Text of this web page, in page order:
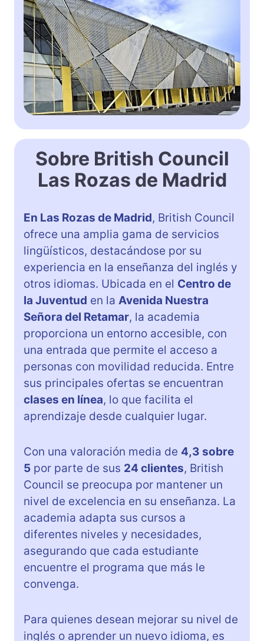
Sobre British Council
Las Rozas de Madrid
En Las Rozas de Madrid, British Council
ofrece una amplia gama de servicios
lingüísticos, destacándose por su
experiencia en la enseñanza del inglés y
otros idiomas. Ubicada en el Centro de
la Juventud en la Avenida Nuestra
Señora del Retamar, la academia
proporciona un entorno accesible, con
una entrada que permite el acceso a
personas con movilidad reducida. Entre
sus principales ofertas se encuentran
clases en línea, lo que facilita el
aprendizaje desde cualquier lugar.
Con una valoración media de 4,3 sobre
5 por parte de sus 24 clientes, British
Council se preocupa por mantener un
nivel de excelencia en su enseñanza. La
academia adapta sus cursos a
diferentes niveles y necesidades,
asegurando que cada estudiante
encuentre el programa que más le
convenga.
Para quienes desean mejorar su nivel de
inglés o aprender un nuevo idioma, es